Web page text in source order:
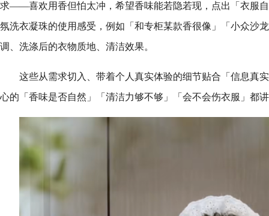
求——喜欢用香但怕太冲，希望香味能若隐若现，点出「衣服
氛洗衣凝珠的使用感受，例如「和专柜某款香很像」「小众沙
调、洗涤后的衣物质地、清洁效果。
这些从需求切入、带着个人真实体验的细节贴合「信息真
心的「香味是否自然」「清洁力够不够」「会不会伤衣服」都